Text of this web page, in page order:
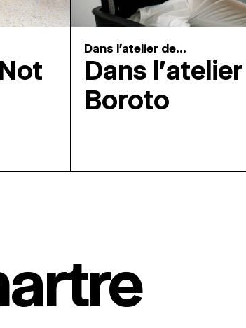
Dans l'atelier de...
Dans
Boroto